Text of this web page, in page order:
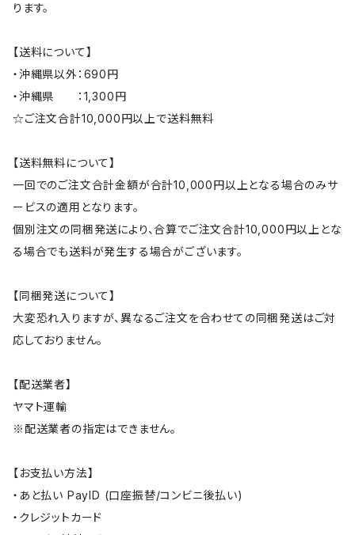
ります。
【送料について】
・沖縄県以外：690円
・沖縄県 ：1,300円
☆ご注文合計10,000円以上で送料無料
【送料無料について】
一回でのご注文合計金額が合計10,000円以上となる場合のみサ
ービスの適用となります。
個別注文の同梱発送により、合算でご注文合計10,000円以上とな
る場合でも送料が発生する場合がございます。
【同梱発送について】
大変恐れ入りますが、異なるご注文を合わせての同梱発送はご対
応しておりません。
【配送業者】
ヤマト運輸
※配送業者の指定はできません。
【お支払い方法】
・あと払い PayID (口座振替/コンビニ後払い)
・クレジットカード